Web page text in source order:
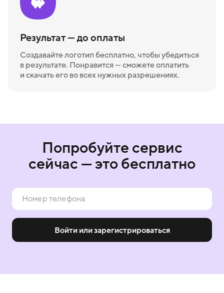
Результат — до оплаты
Создавайте логотип бесплатно, чтобы убедиться
в результате. Понравится — сможете оплатить
и скачать его во всех нужных разрешениях.
Попробуйте сервис
сейчас — это бесплатно
Войти или зарегистрироваться